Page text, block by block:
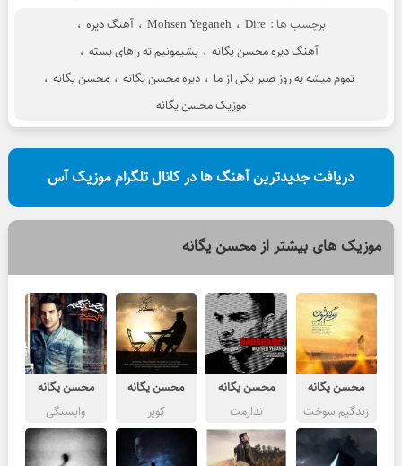
برچسب ها : Dire ، Mohsen Yeganeh ، آهنگ دیره ،
آهنگ دیره محسن یگانه ، پشیمونیم ته راهای بسته ،
تموم میشه یه روز صبر یکی از ما ، دیره محسن یگانه ، محسن یگانه ،
موزیک محسن یگانه
دریافت جدیدترین آهنگ ها در کانال تلگرام موزیک آس
موزیک های بیشتر ازمحسن یگانه
محسن یگانه
زندگیم سوخت
محسن یگانه
ندارمت
محسن یگانه
کویر
محسن یگانه
وابستگی